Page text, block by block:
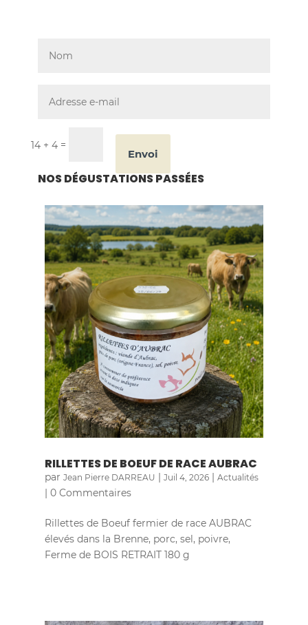
14 + 4=
Envoi
NOS DÉGUSTATIONS PASSÉES
RILLETTES DE BOEUF DE RACE AUBRAC
par Jean Pierre DARREAU Juil 4, 2026| Actualités
| 0 Commentaires
Rillettes de Boeuf fermier de race AUBRAC
élevés dans la Brenne, porc, sel, poivre,
Ferme de BOIS RETRAIT 180 g